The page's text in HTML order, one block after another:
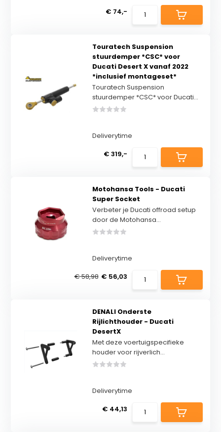
€ 74,-
Touratech Suspension
stuurdemper *CSC* voor
Ducati Desert X vanaf 2022
*inclusief montageset*
Touratech Suspension
stuurdemper *CSC* voor Ducati...
Deliverytime
€ 319,-
Motohansa Tools - Ducati
Super Socket
Verbeter je Ducati offroad setup
door de Motohansa...
Deliverytime
€ 58,98 € 56,03
DENALI Onderste
Rijlichthouder - Ducati
DesertX
Met deze voertuigspecifieke
houder voor rijverlich...
Deliverytime
€ 44,13